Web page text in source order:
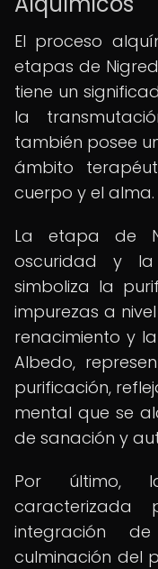
El proceso
etapas de
tiene un
la
también posee
ámbito
cuerpo y el alma.
La etapa de
oscuridad y
simboliza la
impurezas a
renacimiento y
Albedo,
purificación,
mental que se
de sanación y
Por último,
integración
culminación del